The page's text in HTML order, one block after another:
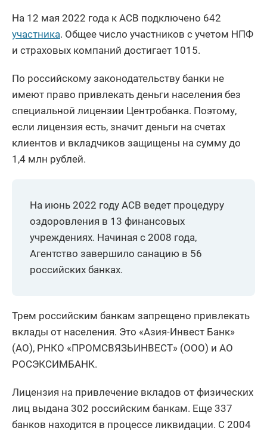
На 12 мая 2022 года к АСВ подключено 642
участника. Общее число участников с учетом НПФ
и страховых компаний достигает 1015.
По российскому законодательству банки не
имеют право привлекать деньги населения без
специальной лицензии Центробанка. Поэтому,
если лицензия есть, значит деньги на счетах
клиентов и вкладчиков защищены на сумму до
1,4 млн рублей.
На июнь 2022 году АСВ ведет процедуру
оздоровления в 13 финансовых
учреждениях. Начиная с 2008 года,
Агентство завершило санацию в 56
российских банках.
Трем российским банкам запрещено привлекать
вклады от населения. Это «Азия-Инвест Банк»
(АО), РНКО «ПРОМСВЯЗЬИНВЕСТ» (ООО) и АО
РОСЭКСИМБАНК.
Лицензия на привлечение вкладов от физических
лиц выдана 302 российским банкам. Еще 337
банков находится в процессе ликвидации. С 2004